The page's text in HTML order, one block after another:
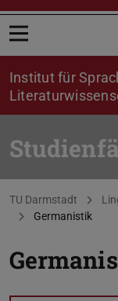
Menü öffnen
Institut für
Sie befinden sich
TU Darmstadt
Germanistik